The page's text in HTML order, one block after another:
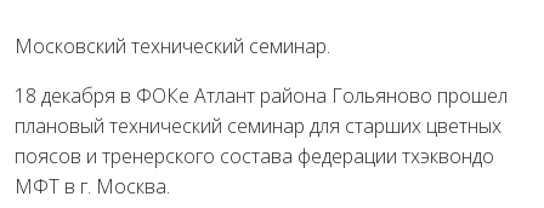
Московский технический семинар.
18 декабря в ФОКе Атлант района Гольяново прошел
плановый технический семинар для старших цветных
поясов и тренерского состава федерации тхэквондо
МФТ в г. Москва.